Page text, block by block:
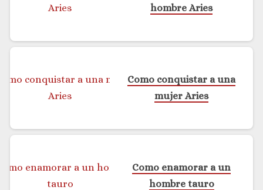
hombre Aries
Como conquistar a una
mujer Aries
Como enamorar a un
hombre tauro